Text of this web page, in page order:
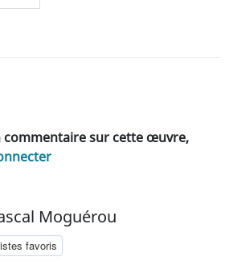
commentaire sur cette œuvre,
Moguérou
favoris